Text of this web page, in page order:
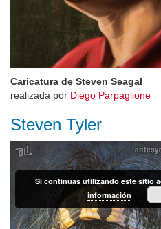
Caricatura de Steven Seagal
realizada por Diego Parpaglione
Steven Tyler
Si continuas utilizando este sitio
información